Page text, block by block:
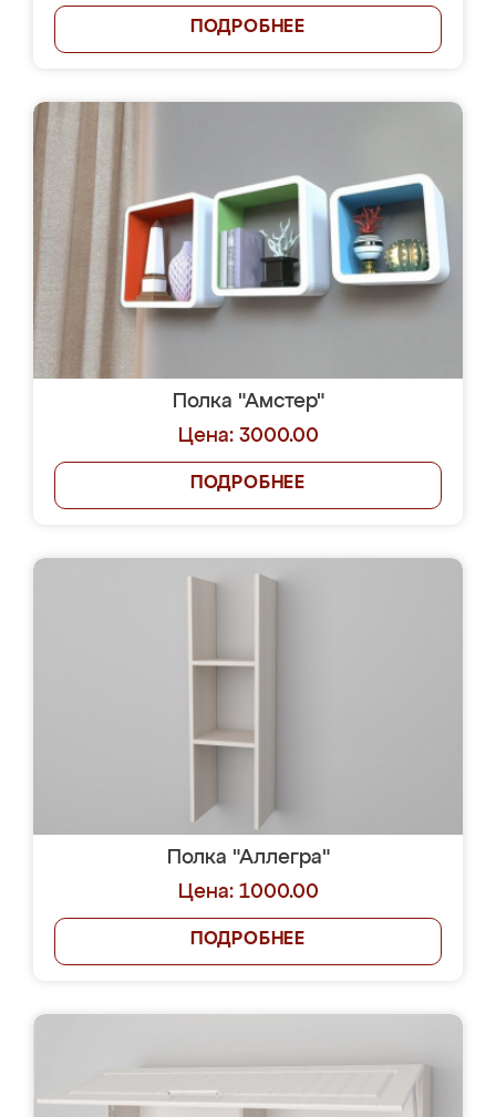
ПОДРОБНЕЕ
Полка "Амстер"
Цена: 3000.00
ПОДРОБНЕЕ
Полка "Аллегра"
Цена: 1000.00
ПОДРОБНЕЕ